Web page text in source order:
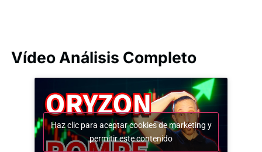
Vídeo Análisis Completo
Haz clic para aceptar cookies de marketing y
permitir este contenido